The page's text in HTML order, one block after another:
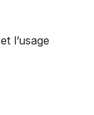
l’usage